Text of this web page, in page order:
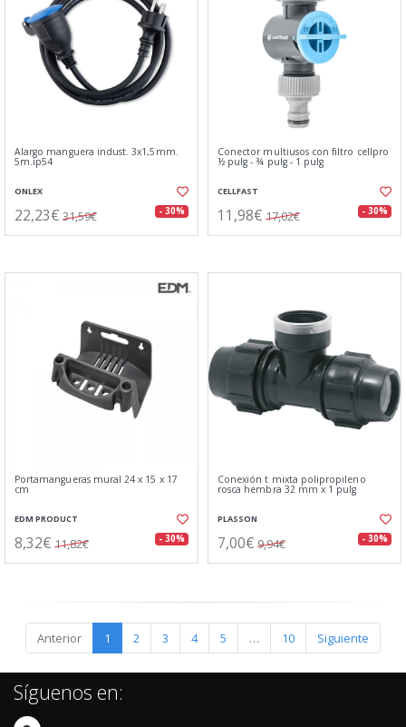
Alargo manguera indust. 3x1,5mm.
5m.ip54
ONLEX
22,23€ 31,59€ - 30%
Conector multiusos con filtro cellpro
½ pulg - ¾ pulg - 1 pulg
CELLFAST
11,98€ 17,02€ - 30%
Portamangueras mural 24 x 15 x 17
cm
EDM PRODUCT
8,32€ 11,82€ - 30%
Conexión t mixta polipropileno
rosca hembra 32 mm x 1 pulg
PLASSON
7,00€ 9,94€ - 30%
Anterior 1 2 3 4 5 … 10 Siguiente
Síguenos en: